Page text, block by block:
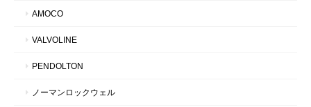
AMOCO
VALVOLINE
PENDOLTON
ノーマンロックウェル